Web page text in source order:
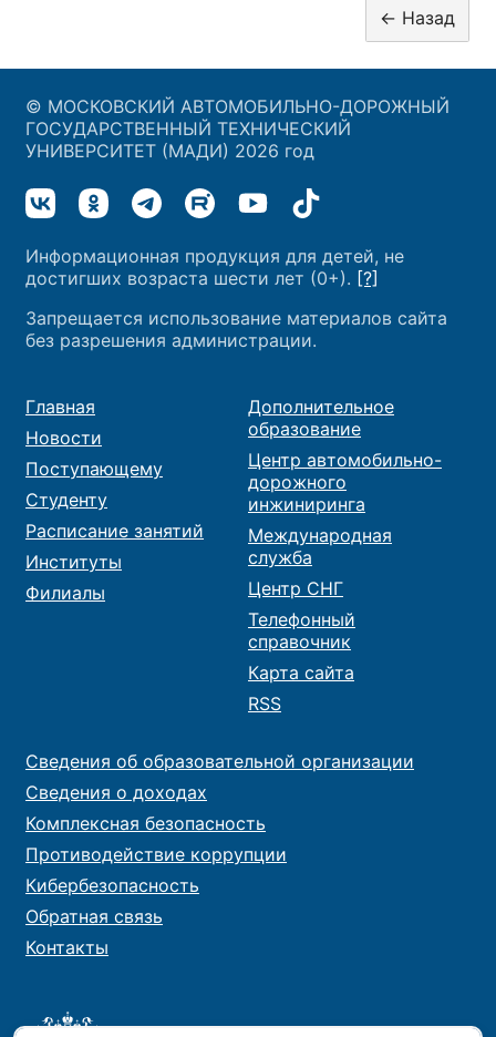
© МОСКОВСКИЙ АВТОМОБИЛЬНО-ДОРОЖНЫЙ
ГОСУДАРСТВЕННЫЙ ТЕХНИЧЕСКИЙ
УНИВЕРСИТЕТ (МАДИ) 2026 год
Информационная продукция для детей, не
достигших возраста шести лет (0+). [?]
Запрещается использование материалов сайта
без разрешения администрации.
Главная
Новости
Поступающему
Студенту
Расписание занятий
Институты
Филиалы
Дополнительное
образование
Центр автомобильно-
дорожного
инжиниринга
Международная
служба
Центр СНГ
Телефонный
справочник
Карта сайта
RSS
Сведения об образовательной организации
Сведения о доходах
Комплексная безопасность
Противодействие коррупции
Кибербезопасность
Обратная связь
Контакты